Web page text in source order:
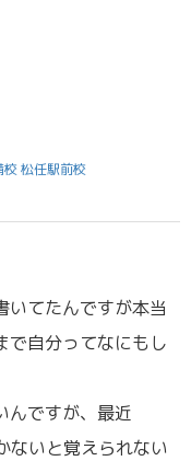
校 松任駅前校
いてたんですが本当
で自分ってなにもし
んですが、最近
ないと覚えられない